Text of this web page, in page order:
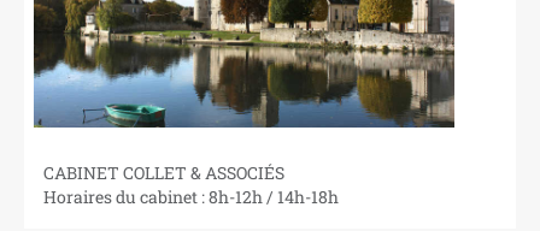
CABINET COLLET & ASSOCIÉS
Horaires du cabinet : 8h-12h / 14h-18h